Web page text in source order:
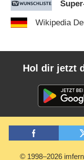
Wikipedia
Hol dir jetzt
© 1998–2026